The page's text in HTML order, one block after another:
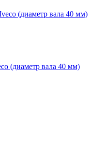
(диаметр вала 40 мм)